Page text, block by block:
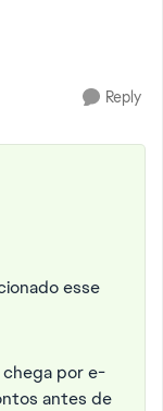
Reply
esse
por e-
antes de